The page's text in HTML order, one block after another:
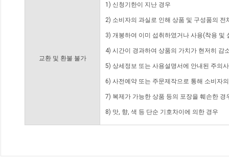
교환 및 환불 불가
1) 신청기한이 지난 경우
2) 소비자의 과실로 인해 상품 및 구성품의
3) 개봉하여 이미 섭취하였거나 사용(착용 및
4) 시간이 경과하여 상품의 가치가 현저히 감
5) 상세정보 또는 사용설명서에 안내된 주의
6) 사전예약 또는 주문제작으로 통해 소비자
7) 복제가 가능한 상품 등의 포장을 훼손한 경
8) 맛, 향, 색 등 단순 기호차이에 의한 경우